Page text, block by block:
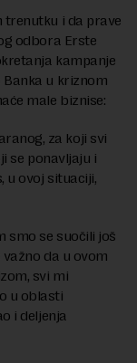
trenutku i da prave
odbora Erste
kampanje
Banka u kriznom
male biznise:
za koji svi
se ponavljaju i
u ovoj situaciji,
smo se suočili još
da u ovom
svi mi
u oblasti
i deljenja